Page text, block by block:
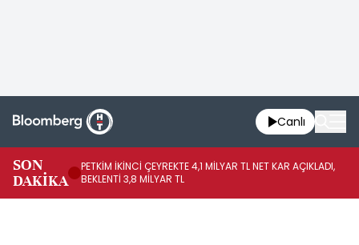
Canlı
SON
DAKİKA
PETKİM İKİNCİ ÇEYREKTE 4,1 MİLYAR TL NET KAR AÇIKLADI,
BEKLENTİ 3,8 MİLYAR TL